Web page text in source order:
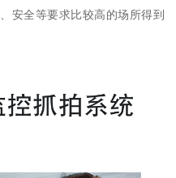
安全等要求比较高的场所得到